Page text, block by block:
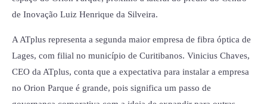
de Inovação Luiz Henrique da Silveira.
A ATplus representa a segunda maior empresa de fibra óptica de
Lages, com filial no município de Curitibanos. Vinicius Chaves,
CEO da ATplus, conta que a expectativa para instalar a empresa
no Orion Parque é grande, pois significa um passo de